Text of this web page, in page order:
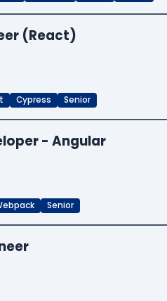
(React)
Cypress Senior
- Angular
Senior